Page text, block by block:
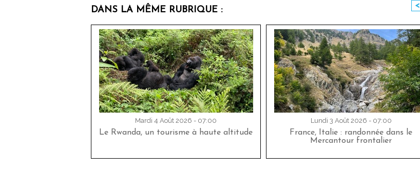
DANS LA MÊME RUBRIQUE : <
Mardi 4 Août 2026 - 07:00
Le Rwanda, un tourisme à haute altitude
Lundi 3 Août 2026 - 07:00
France, Italie : randonnée dans le
Mercantour frontalier